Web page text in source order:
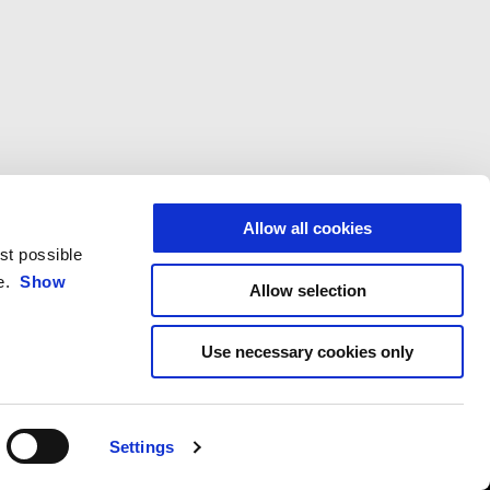
possible
Show
Settings
Allow all cookies
Allow selection
Use necessary cookies only
khách hàng
bảo mật
TẬP ĐOÀN PIAGGIO
Tạp chí Wide